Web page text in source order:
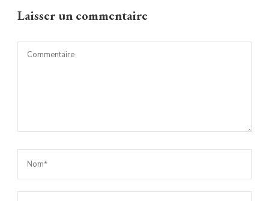
Laisser un commentaire